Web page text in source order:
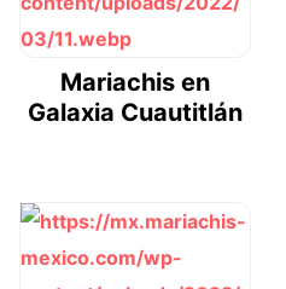
Mariachis en
Galaxia Cuautitlán